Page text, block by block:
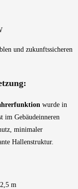
und zukunftssicheren
wurde in
im Gebäudeinneren
minimaler
Hallenstruktur.
m